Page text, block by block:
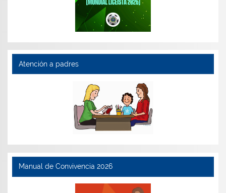
Atención a padres
Manual de Convivencia 2026